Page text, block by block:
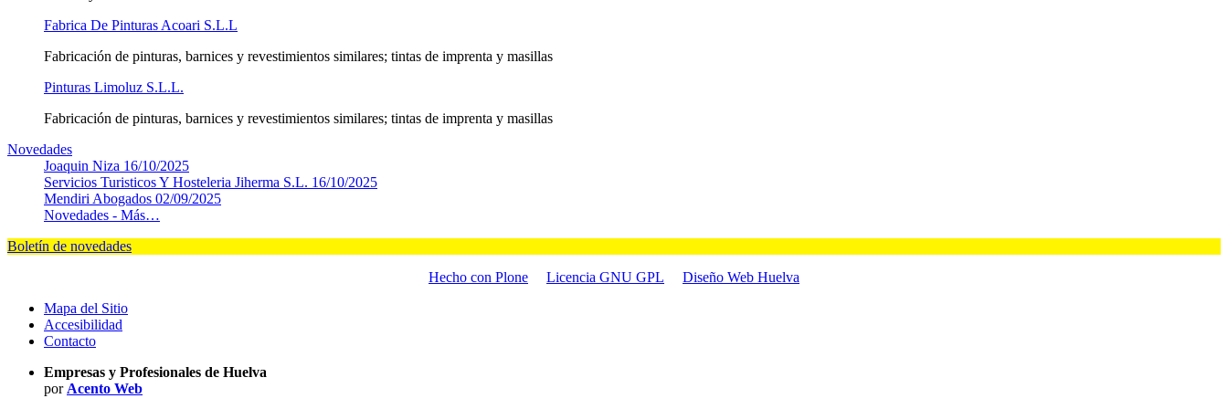
Fabrica De Pinturas Acoari S.L.L
Fabricación de pinturas, barnices y revestimientos similares; tintas de imprenta y masillas
Pinturas Limoluz S.L.L.
Fabricación de pinturas, barnices y revestimientos similares; tintas de imprenta y masillas
Novedades
Joaquin Niza 16/10/2025
Servicios Turisticos Y Hosteleria Jiherma S.L. 16/10/2025
Mendiri Abogados 02/09/2025
Novedades - Más…
Boletín de novedades
Hecho con Plone
Licencia GNU GPL
Diseño Web Huelva
Mapa del Sitio
Accesibilidad
Contacto
Empresas y Profesionales de Huelva
por Acento Web